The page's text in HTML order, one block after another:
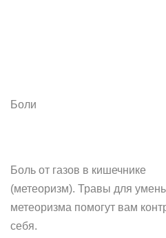
Боли
Боль от газов в кишечнике
(метеоризм). Травы для
метеоризма помогут вам
себя.